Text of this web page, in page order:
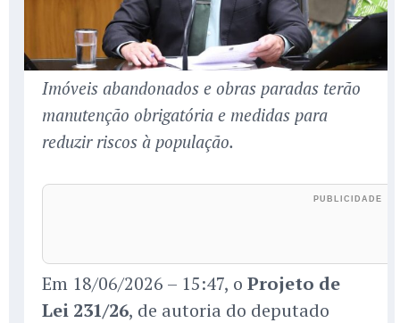
Imóveis abandonados e obras paradas terão
manutenção obrigatória e medidas para
reduzir riscos à população.
Em 18/06/2026 – 15:47, o Projeto de
Lei 231/26, de autoria do deputado